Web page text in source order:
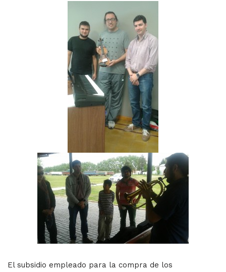
El subsidio empleado para la compra de los